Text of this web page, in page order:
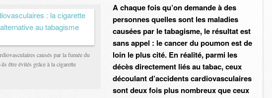
causés par la fumée du
être évités grâce à la cigarette
A chaque fois qu’on demande à des
personnes quelles sont les maladies
causées par le tabagisme, le résultat est
sans appel : le cancer du poumon est de
loin le plus cité. En réalité, parmi les
décès directement liés au tabac, ceux
découlant d’accidents cardiovasculaires
sont deux fois plus nombreux que ceux